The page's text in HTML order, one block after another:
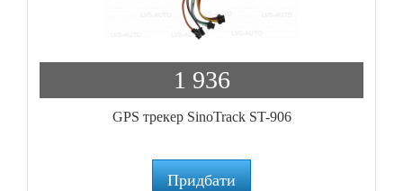
1 936
GPS трекер SinoTrack ST-906
Придбати